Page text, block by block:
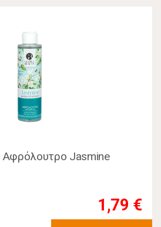
Αφρόλουτρο Jasmine
1,79 €